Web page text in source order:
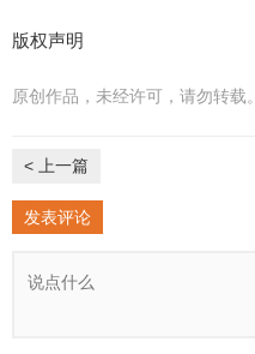
版权声明
原创作品，未经许可，请勿转载。
< 上一篇
发表评论